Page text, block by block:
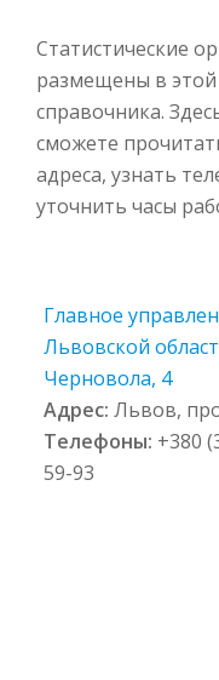
Статистические
размещены в
справочника.
сможете
адреса, узнать
уточнить часы
Главное
Львовской
Черновола, 4
Адрес:Львов,
Телефоны: +380
59-93